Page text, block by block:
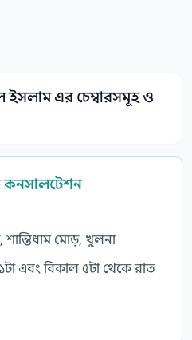
ইসলাম এর চেম্বারসমূহ ও
কনসালটেশন
মোড়, খুলনা
এবং বিকাল ৫টা থেকে রাত